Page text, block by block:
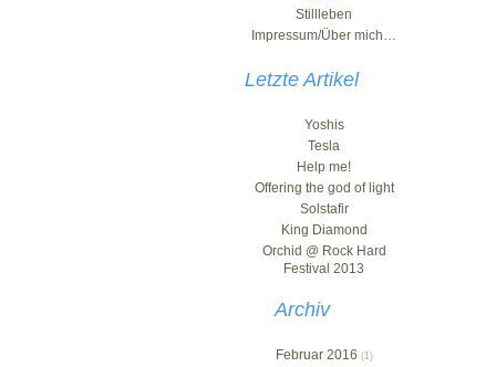
Stillleben
Impressum/Über mich…
Letzte Artikel
Yoshis
Tesla
Help me!
Offering the god of light
Solstafir
King Diamond
Orchid @ Rock Hard
Festival 2013
Archiv
Februar 2016 (1)